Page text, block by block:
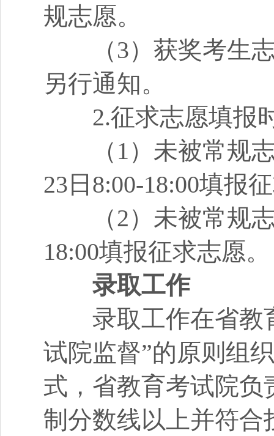
规志愿。
（3）获奖考生志
另行通知。
2.征求志愿填报
（1）未被常规志
23日8:00-18:00填报
（2）未被常规志
18:00填报征求志愿。
录取工作
录取工作在省教育
试院监督”的原则组
式，省教育考试院负
制分数线以上并符合